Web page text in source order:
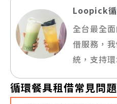
Loopick
全台最全
借服務，
統，支持
循環餐具租借常見問題